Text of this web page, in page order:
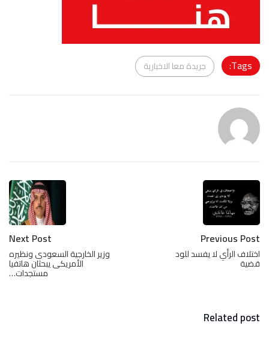
Tags: جريدة معا الاخبارية
Previous Post
اختلاف الرأي لا يفسد للود
قضية
Next Post
وزير الخارجية السعودى ونظيره
الأمريكى يبحثان هاتفيا
مستجدات…
Related post